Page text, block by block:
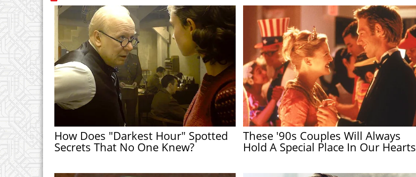
How Does "Darkest Hour" Spotted
Secrets That No One Knew?
These '90s Couples Will Always
Hold A Special Place In Our Hearts